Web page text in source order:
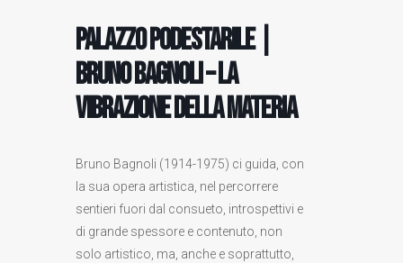
Palazzo Podestarile |
Bruno Bagnoli – La
vibrazione della materia
Bruno Bagnoli (1914-1975) ci guida, con
la sua opera artistica, nel percorrere
sentieri fuori dal consueto, introspettivi e
di grande spessore e contenuto, non
solo artistico, ma, anche e soprattutto,